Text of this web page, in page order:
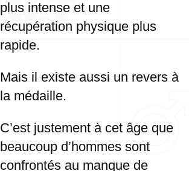
plus intense et une
récupération physique plus
rapide.
Mais il existe aussi un revers à
la médaille.
C’est justement à cet âge que
beaucoup d’hommes sont
confrontés au manque de